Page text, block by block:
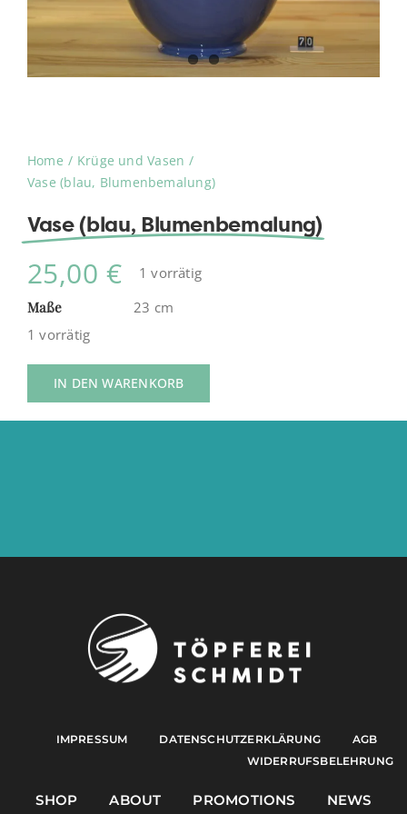
Home
Krüge und Vasen
Vase (blau, Blumenbemalung)
Vase (blau, Blumenbemalung)
25,00 €
1 vorrätig
Maße
23 cm
1 vorrätig
IN DEN WARENKORB
IMPRESSUM DATENSCHUTZERKLÄRUNG
AGB
WIDERRUFSBELEHRUNG
SHOP ABOUT PROMOTIONS NEWS